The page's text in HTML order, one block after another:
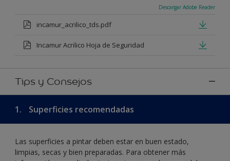
Descargar Adobe Reader
incamur_acrilico_tds.pdf
Incamur Acrilico Hoja de Seguridad
Tips y Consejos
1. Superficies recomendadas
Las superficies a pintar deben estar en buen estado,
limpias, secas y bien preparadas. Para obtener más